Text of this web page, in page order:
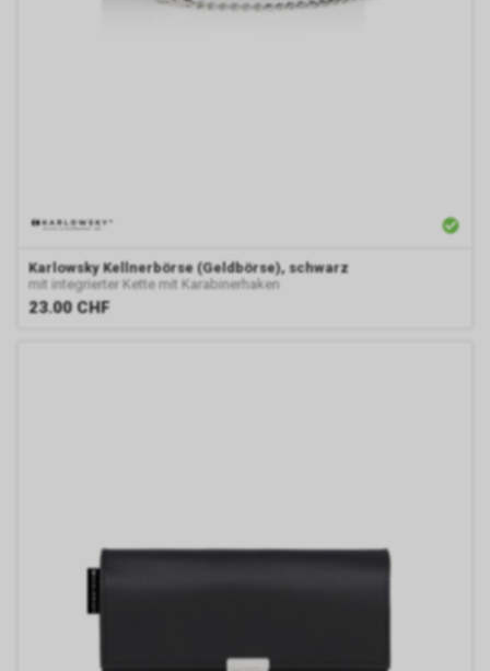
Karlowsky Kellnerbörse (Geldbörse), schwarz
mit integrierter Kette mit Karabinerhaken
23.00 CHF